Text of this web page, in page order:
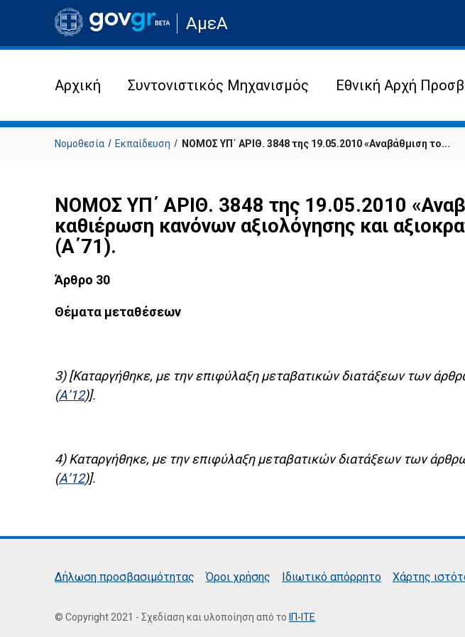
Μετάβαση
στην
σελίδα
ιστότοπου
ΑμεΑ
Αρχική Συντονιστικός Μηχανισμός Εθνική Αρχή
Νομοθεσία Εκπαίδευση ΝΟΜΟΣ ΥΠ΄ ΑΡΙΘ. 3848 της 19.05.2010 «Αναβάθμιση το...
ΝΟΜΟΣ ΥΠ΄ ΑΡΙΘ. 3848 της 19.05.2010
καθιέρωση κανόνων αξιολόγησης και
(Α΄71).
Άρθρο 30
Θέματα μεταθέσεων
3) [Καταργήθηκε, με την επιφύλαξη μεταβατικών διατάξεων των
(Α’12)].
4) Καταργήθηκε, με την επιφύλαξη μεταβατικών διατάξεων των
(Α’12)].
Δήλωση προσβασιμότητας Όροι χρήσης Ιδιωτικό απόρρητο Χάρτης
© Copyright 2021 - Σχεδίαση και υλοποίηση από το ΙΠ-ΙΤΕ